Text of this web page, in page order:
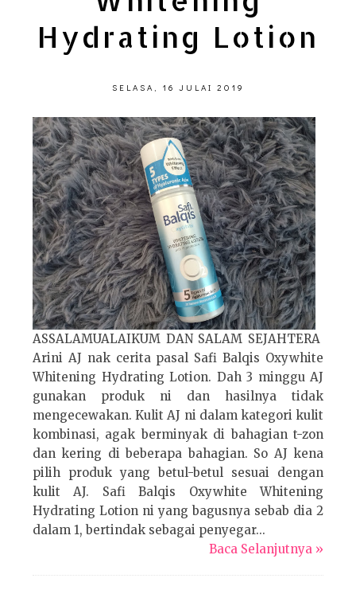
Hydrating Lotion
SELASA, 16 JULAI 2019
ASSALAMUALAIKUM DAN SALAM SEJAHTERA
Arini AJ nak cerita pasal Safi Balqis Oxywhite
Whitening Hydrating Lotion. Dah 3 minggu AJ
gunakan produk ni dan hasilnya tidak
mengecewakan. Kulit AJ ni dalam kategori kulit
kombinasi, agak berminyak di bahagian t-zon
dan kering di beberapa bahagian. So AJ kena
pilih produk yang betul-betul sesuai dengan
kulit AJ. Safi Balqis Oxywhite Whitening
Hydrating Lotion ni yang bagusnya sebab dia 2
dalam 1, bertindak sebagai penyegar...
Baca Selanjutnya »